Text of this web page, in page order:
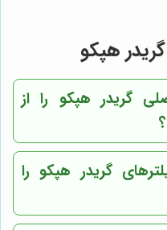
هپکو
گریدر هپکو را از
گریدر هپکو را